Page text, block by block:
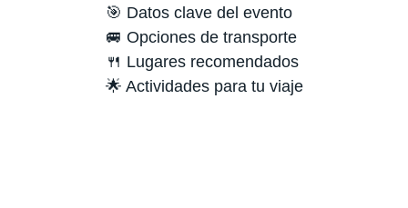
🎯 Datos clave del evento
🚐 Opciones de transporte
🍴 Lugares recomendados
🌟 Actividades para tu viaje